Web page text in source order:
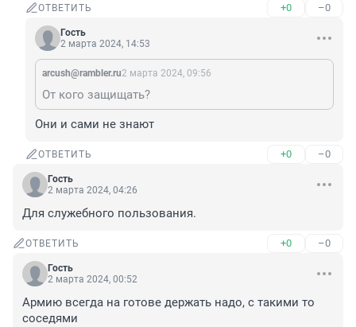
ОТВЕТИТЬ +0 –0
Гость
2 марта 2024, 14:53
arcush@rambler.ru2 марта 2024, 09:56
От кого защищать?
Они и сами не знают
ОТВЕТИТЬ +0 –0
Гость
2 марта 2024, 04:26
Для служебного пользования.
ОТВЕТИТЬ +0 –0
Гость
2 марта 2024, 00:52
Армию всегда на готове держать надо, с такими то
соседями